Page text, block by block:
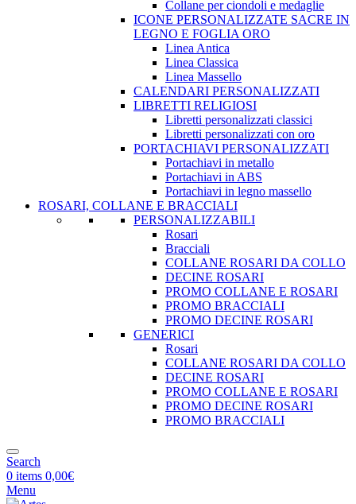
Collane per ciondoli e medaglie
ICONE PERSONALIZZATE SACRE IN
LEGNO E FOGLIA ORO
Linea Antica
Linea Classica
Linea Massello
CALENDARI PERSONALIZZATI
LIBRETTI RELIGIOSI
Libretti personalizzati classici
Libretti personalizzati con oro
PORTACHIAVI PERSONALIZZATI
Portachiavi in metallo
Portachiavi in ABS
Portachiavi in legno massello
ROSARI, COLLANE E BRACCIALI
PERSONALIZZABILI
Rosari
Bracciali
COLLANE ROSARI DA COLLO
DECINE ROSARI
PROMO COLLANE E ROSARI
PROMO BRACCIALI
PROMO DECINE ROSARI
GENERICI
Rosari
COLLANE ROSARI DA COLLO
DECINE ROSARI
PROMO COLLANE E ROSARI
PROMO DECINE ROSARI
PROMO BRACCIALI
Search
0 items 0,00€
Menu